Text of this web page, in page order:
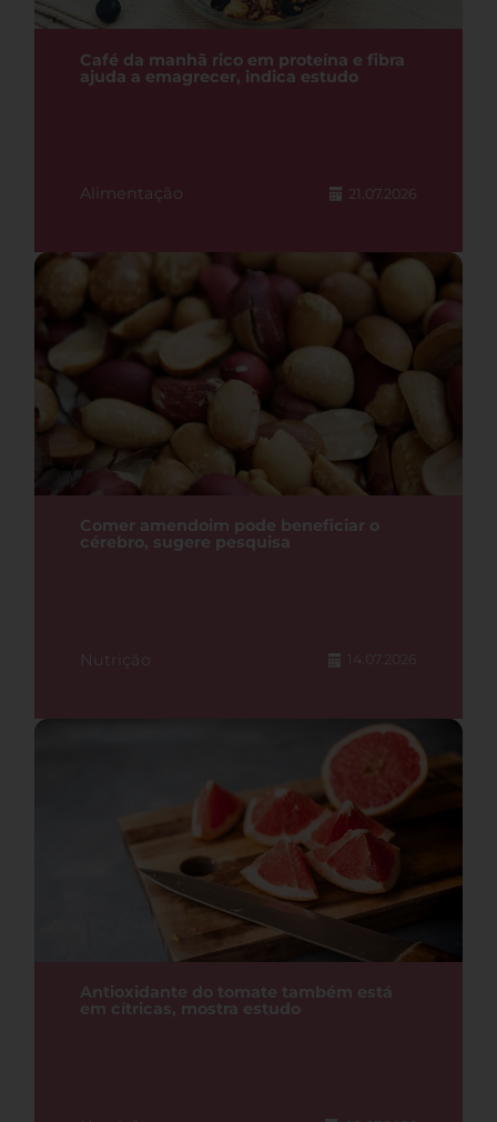
Café da manhã rico em proteína e fibra
ajuda a emagrecer, indica estudo
Alimentação 21.07.2026
Comer amendoim pode beneficiar o
cérebro, sugere pesquisa
Nutrição 14.07.2026
Antioxidante do tomate também está
em cítricas, mostra estudo